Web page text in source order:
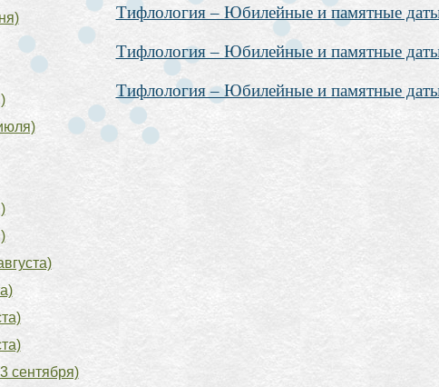
Тифлология – Юбилейные и памятные
Тифлология – Юбилейные и памятные
Тифлология – Юбилейные и памятные
сентября)